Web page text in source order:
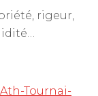
rigeur,